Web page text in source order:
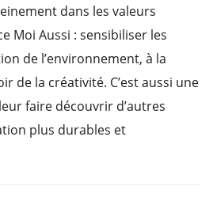
dans les valeurs
Moi Aussi : sensibiliser les
de l’environnement, à la
de la créativité. C’est aussi une
faire découvrir d’autres
plus durables et